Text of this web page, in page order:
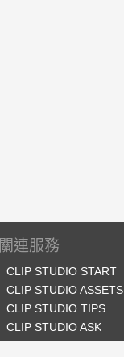
關連服務
CLIP STUDIO START
CLIP STUDIO ASSETS
CLIP STUDIO TIPS
CLIP STUDIO ASK